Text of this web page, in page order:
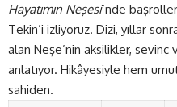
Hayatımın Neşesi’nde
Tekin’i izliyoruz. Dizi, yıllar
alan Neşe’nin aksilikler, sevinç
anlatıyor. Hikâyesiyle hem
sahiden.